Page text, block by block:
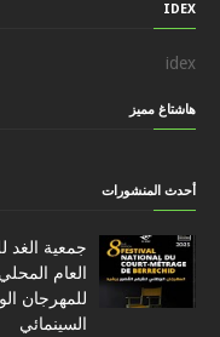
IDEX
idex
هاشتاغ مميز
أحدث المنشورات
جمعية الغد
العام
للمهرجان
السينمائي